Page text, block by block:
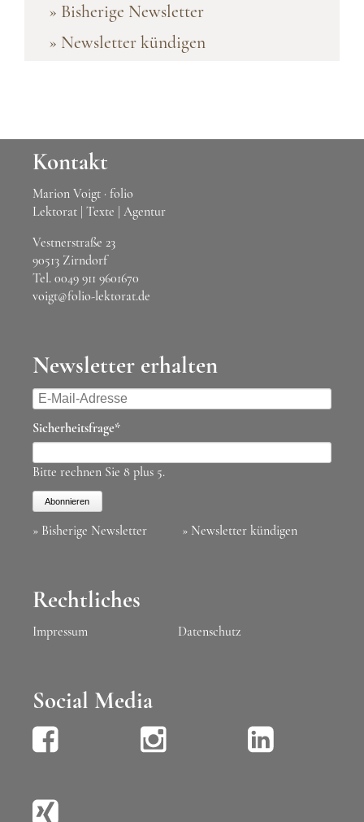
» Bisherige Newsletter
» Newsletter kündigen
Kontakt
Marion Voigt · folio
Lektorat | Texte | Agentur
Vestnerstraße 23
90513 Zirndorf
Tel. 0049 911 9601670
voigt@folio-lektorat.de
Newsletter erhalten
E-
Mail-
Adresse
Pflichtfeld
Sicherheitsfrage*
Bitte rechnen Sie 8 plus 5.
Abonnieren
» Bisherige Newsletter » Newsletter kündigen
Rechtliches
Impressum Datenschutz
Social Media